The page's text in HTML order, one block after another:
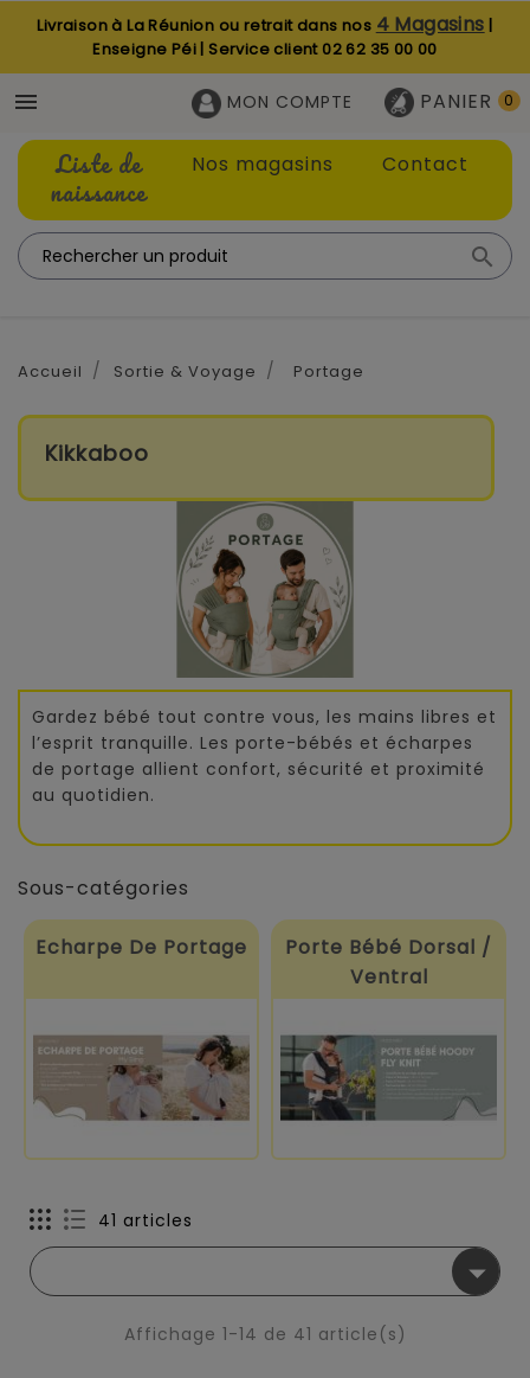
Livraison à La Réunion ou retrait dans nos 4 Magasins |
Enseigne Péi | Service client02 62 35 00 00
 PANIER 0
MON COMPTE
Liste de
naissance
Nos magasins Contact

Accueil Sortie & Voyage Portage
Kikkaboo
Gardez bébé tout contre vous, les mains libres et
l’esprit tranquille. Les porte-bébés et écharpes
de portage allient confort, sécurité et proximité
au quotidien.
Sous-catégories
Echarpe De Portage
Porte Bébé Dorsal /
Ventral
41 articles

Affichage 1-14 de 41 article(s)